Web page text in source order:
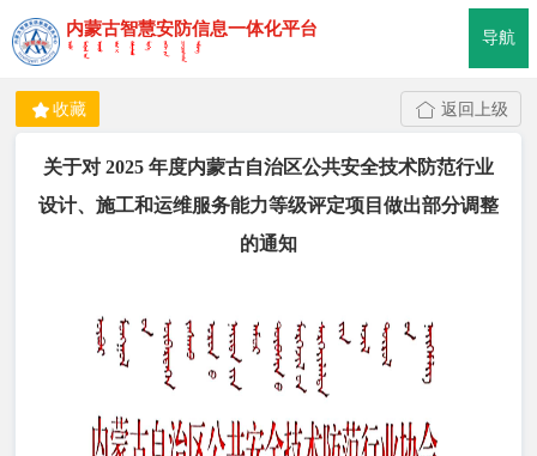
导航
办事中心
安防市场
查询服务
内蒙古智慧安防信息一体化平台
收藏 返回上级
关于对 2025 年度内蒙古自治区公共安全技术防范行业
设计、施工和运维服务能力等级评定项目做出部分调整
的通知